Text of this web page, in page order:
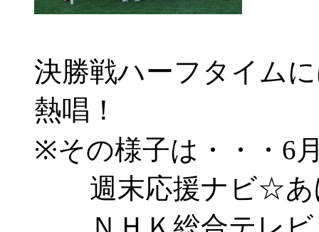
決勝戦ハーフタイム
熱唱！
※その様子は・・・6
週末応援ナビ☆あ